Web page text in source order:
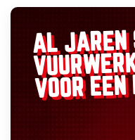
AL
VOOR